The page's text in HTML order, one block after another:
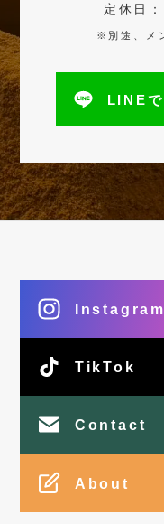
定休日
※別途、メ
LINEで
Instagram
TikTok
Contact
About